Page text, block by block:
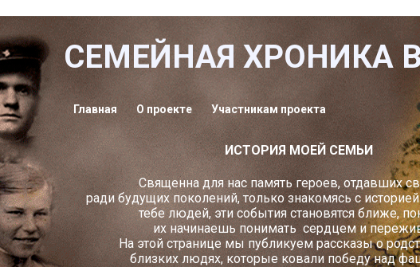
СЕМЕЙНАЯ ХРОНИКА
Главная О проекте Участникам проекта
ИСТОРИЯ МОЕЙ СЕМЬИ
Священна для нас память героев, отдавших
ради будущих поколений, только знакомясь с
тебе людей, эти события становятся ближе,
их начинаешь понимать сердцем и
На этой странице мы публикуем рассказы о
близких людях, которые ковали победу над